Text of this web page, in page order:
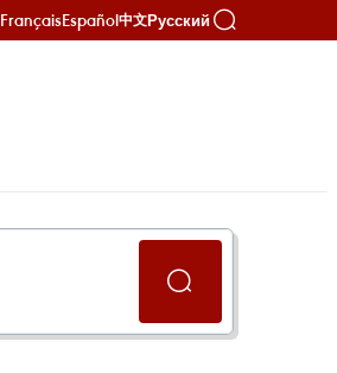
FrançaisEspañol中文Русский